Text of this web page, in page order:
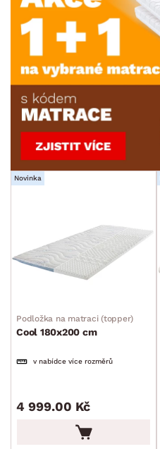
Novinka
Podložka na matraci (topper)
Cool 180x200 cm
v nabídce více rozměrů
4 999.00 Kč